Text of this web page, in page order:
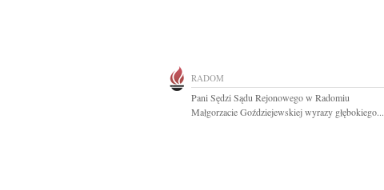
RADOM
Pani Sędzi Sądu Rejonowego w Radomiu
Małgorzacie Goździejewskiej wyrazy głębokiego...